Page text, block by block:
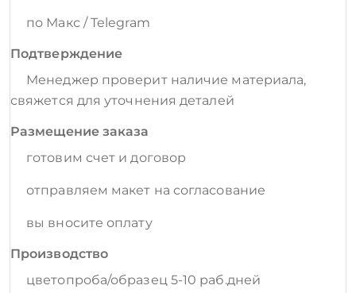
по Макс / Telegram
Подтверждение
Менеджер проверит наличие материала,
свяжется для уточнения деталей
Размещение заказа
готовим счет и договор
отправляем макет на согласование
вы вносите оплату
Производство
цветопроба/образец 5-10 раб.дней